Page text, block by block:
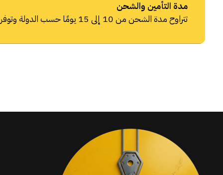
مدة التأمين والشحن
تتراوح مدة الشحن من 10 إلى 15 يومًا حسب الدولة وتوفر شركات الشحن